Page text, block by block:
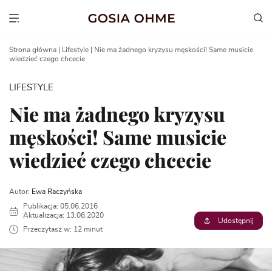
Show menu
Strona główna Lifestyle
Nie ma żadnego kryzysu męskości! Same musicie
wiedzieć czego chcecie
LIFESTYLE
Nie ma żadnego kryzysu
męskości! Same musicie
wiedzieć czego chcecie
Autor: Ewa Raczyńska
Publikacja: 05.06.2016
Aktualizacja: 13.06.2020
Przeczytasz w: 12 minut
Udostępnij